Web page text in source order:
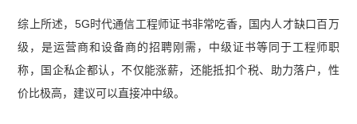
综上所述，5G时代通信工程师证书非常吃香，国内人才缺口百万
级，是运营商和设备商的招聘刚需，中级证书等同于工程师职
称，国企私企都认，不仅能涨薪，还能抵扣个税、助力落户，性
价比极高，建议可以直接冲中级。